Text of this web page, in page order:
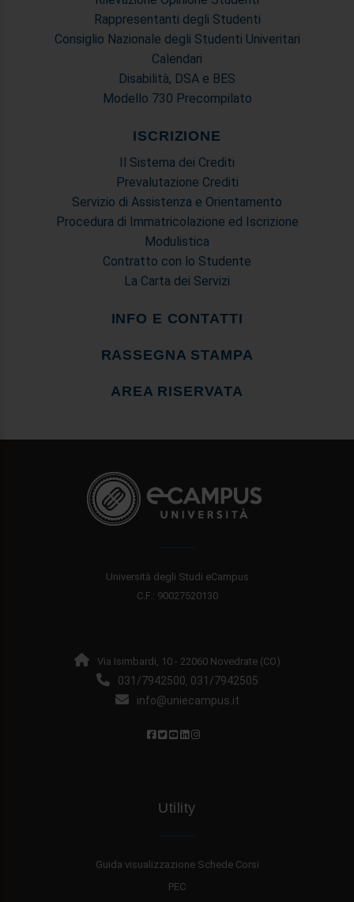
Rappresentanti degli Studenti
Consiglio Nazionale degli Studenti Univeritari
Calendari
Disabilità, DSA e BES
Modello 730 Precompilato
ISCRIZIONE
Il Sistema dei Crediti
Prevalutazione Crediti
Servizio di Assistenza e Orientamento
Procedura di Immatricolazione ed Iscrizione
Modulistica
Contratto con lo Studente
La Carta dei Servizi
INFO E CONTATTI
RASSEGNA STAMPA
AREA RISERVATA
Università degli Studi eCampus
C.F.: 90027520130
Via Isimbardi, 10 - 22060 Novedrate (CO)
031/7942500, 031/7942505
info@uniecampus.it
Utility
Guida visualizzazione Schede Corsi
PEC